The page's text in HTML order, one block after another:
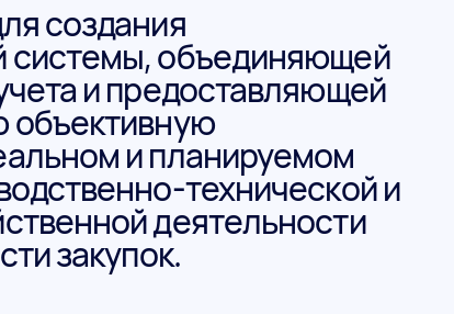
создания
объединяющей
и предоставляющей
объективную
и планируемом
технической и
деятельности
закупок.